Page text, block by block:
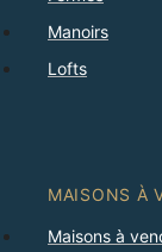
Manoirs
Lofts
MAISONS À
Maisons à